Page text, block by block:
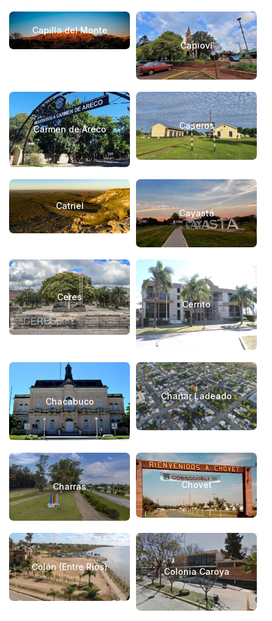
Capilla del Monte
Capioví­
Carmen de Areco Caseros
Catriel
Cayastá
Ceres
Cerrito
Chacabuco
Chañar Ladeado
Charras Chovet
Colón (Entre Rí­os) Colonia Caroya